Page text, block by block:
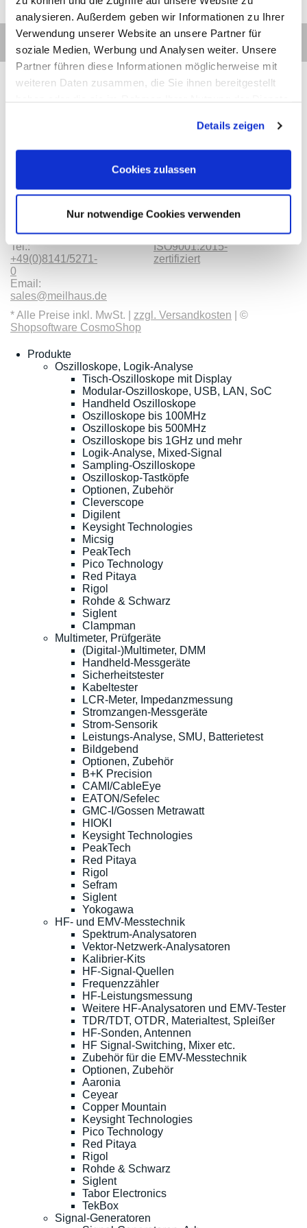
analysieren. Außerdem geben wir Informationen zu Ihrer
Verwendung unserer Website an unsere Partner für
soziale Medien, Werbung und Analysen weiter. Unsere
Partner führen diese Informationen möglicherweise mit
weiteren Daten zusammen, die Sie ihnen bereitgestellt
Details zeigen
Cookies zulassen
Nur notwendige Cookies verwenden
GmbH
Sonnenlicht 2
82239 Alling
Tel.:
+49(0)8141/5271-
0
Email:
sales@meilhaus.de
Informationen
Impressum
Datenschutz
Widerruf
Zahlarten
Wir sind
ISO9001:2015-
zertifiziert
Zahlarten
* Alle Preise inkl. MwSt. | zzgl. Versandkosten | ©
Shopsoftware CosmoShop
Produkte
Oszilloskope, Logik-Analyse
Tisch-Oszilloskope mit Display
Modular-Oszilloskope, USB, LAN, SoC
Handheld Oszilloskope
Oszilloskope bis 100MHz
Oszilloskope bis 500MHz
Oszilloskope bis 1GHz und mehr
Logik-Analyse, Mixed-Signal
Sampling-Oszilloskope
Oszilloskop-Tastköpfe
Optionen, Zubehör
Cleverscope
Digilent
Keysight Technologies
Micsig
PeakTech
Pico Technology
Red Pitaya
Rigol
Rohde & Schwarz
Siglent
Clampman
Multimeter, Prüfgeräte
(Digital-)Multimeter, DMM
Handheld-Messgeräte
Sicherheitstester
Kabeltester
LCR-Meter, Impedanzmessung
Stromzangen-Messgeräte
Strom-Sensorik
Leistungs-Analyse, SMU, Batterietest
Bildgebend
Optionen, Zubehör
B+K Precision
CAMI/CableEye
EATON/Sefelec
GMC-I/Gossen Metrawatt
HIOKI
Keysight Technologies
PeakTech
Red Pitaya
Rigol
Sefram
Siglent
Yokogawa
HF- und EMV-Messtechnik
Spektrum-Analysatoren
Vektor-Netzwerk-Analysatoren
Kalibrier-Kits
HF-Signal-Quellen
Frequenzzähler
HF-Leistungsmessung
Weitere HF-Analysatoren und EMV-Tester
TDR/TDT, OTDR, Materialtest, Spleißer
HF-Sonden, Antennen
HF Signal-Switching, Mixer etc.
Zubehör für die EMV-Messtechnik
Optionen, Zubehör
Aaronia
Ceyear
Copper Mountain
Keysight Technologies
Pico Technology
Red Pitaya
Rigol
Rohde & Schwarz
Siglent
Tabor Electronics
TekBox
Signal-Generatoren